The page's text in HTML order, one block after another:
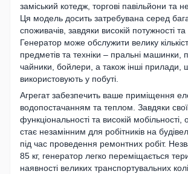
заміський котедж, торгові павільйони та
Ця модель досить затребувана серед
споживачів, завдяки високій потужності та
Генератор може обслужити велику
предметів та техніки – пральні машинки,
чайники, бойлери, а також інші прилади,
використовують у побуті.
Агрегат забезпечить ваше приміщення
водопостачанням та теплом. Завдяки
функціональності та високій
стає незамінним для робітників на
під час проведення ремонтних робіт.
85 кг, генератор легко переміщається
наявності великих транспортувальних